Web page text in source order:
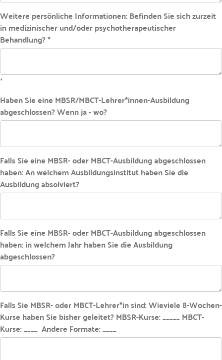
Weitere persönliche Informationen: Befinden Sie sich zurzeit
in medizinischer und/oder psychotherapeutischer
Behandlung? *
*
Haben Sie eine MBSR/MBCT-Lehrer*innen-Ausbildung
abgeschlossen? Wenn ja - wo?
Falls Sie eine MBSR- oder MBCT-Ausbildung abgeschlossen
haben: An welchem Ausbildungsinstitut haben Sie die
Ausbildung absolviert?
Falls Sie eine MBSR- oder MBCT-Ausbildung abgeschlossen
haben: in welchem Jahr haben Sie die Ausbildung
abgeschlossen?
Falls Sie MBSR- oder MBCT-Lehrer*in sind: Wieviele 8-Wochen-
Kurse haben Sie bisher geleitet? MBSR-Kurse: _____ MBCT-
Kurse: ____ Andere Formate: ____